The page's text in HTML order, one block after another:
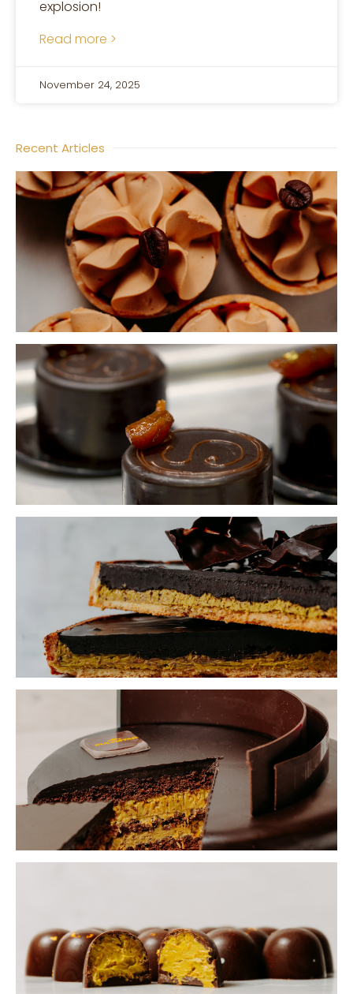
explosion!
Read more >
November 24, 2025
Recent Articles